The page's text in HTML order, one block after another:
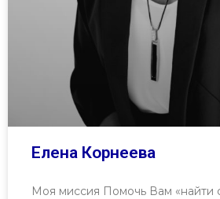
Елена Корнеева
Моя миссия Помочь Вам «найти